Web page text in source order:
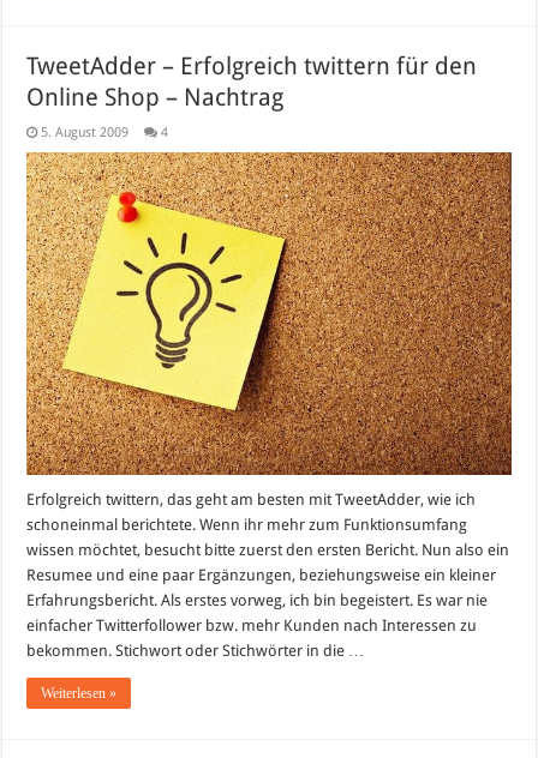
TweetAdder – Erfolgreich twittern für den
Online Shop – Nachtrag
5. August 2009 4
Erfolgreich twittern, das geht am besten mit TweetAdder, wie ich
schoneinmal berichtete. Wenn ihr mehr zum Funktionsumfang
wissen möchtet, besucht bitte zuerst den ersten Bericht. Nun also ein
Resumee und eine paar Ergänzungen, beziehungsweise ein kleiner
Erfahrungsbericht. Als erstes vorweg, ich bin begeistert. Es war nie
einfacher Twitterfollower bzw. mehr Kunden nach Interessen zu
bekommen. Stichwort oder Stichwörter in die …
Weiterlesen »